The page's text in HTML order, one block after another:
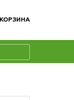
КОРЗИНА